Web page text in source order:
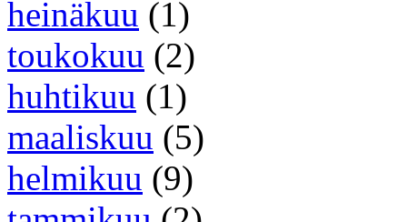
heinäkuu (1)
toukokuu (2)
huhtikuu (1)
maaliskuu (5)
helmikuu (9)